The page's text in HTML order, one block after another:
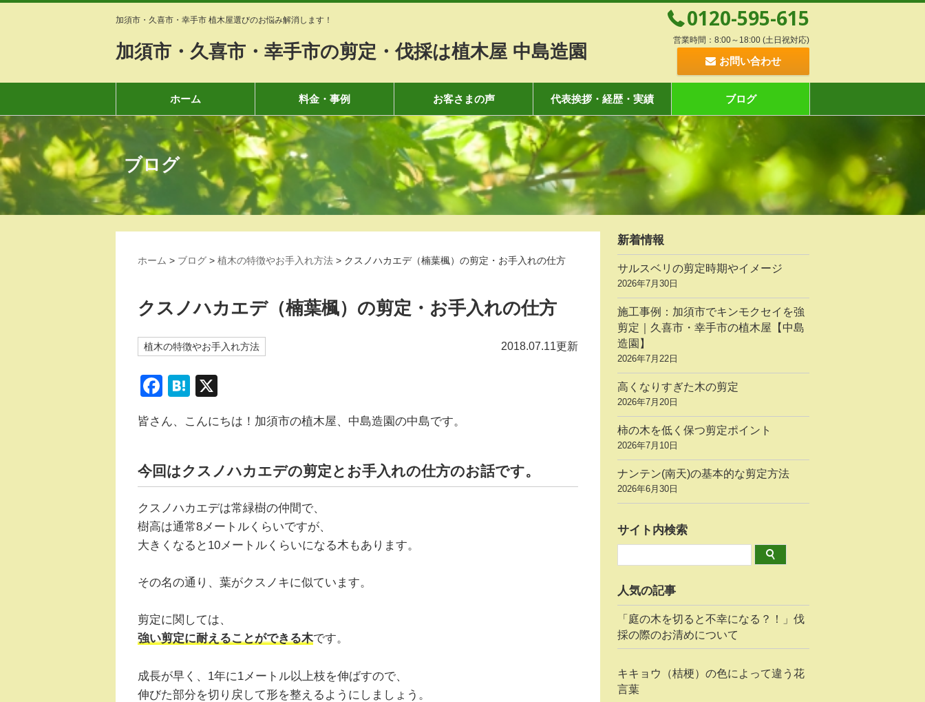
加須市・久喜市・幸手市 植木屋選びのお悩み解消します！
加須市・久喜市・幸手市の剪定・伐採は植木屋 中島造園
0120-595-615
営業時間：8:00～18:00 (土日祝対応)
お問い合わせ
ホーム 料金・事例 お客さまの声 代表挨拶・経歴・実績 ブログ
ブログ
ホーム > ブログ > 植木の特徴やお手入れ方法 > クスノハカエデ（楠葉楓）の剪定・お手入れの仕方
クスノハカエデ（楠葉楓）の剪定・お手入れの仕方
植木の特徴やお手入れ方法 2018.07.11更新
F
c
b
o
k
H
e
a
皆さん、こんにちは！加須市の植木屋、中島造園の中島です。
今回はクスノハカエデの剪定とお手入れの仕方のお話です。
クスノハカエデは常緑樹の仲間で、
樹高は通常8メートルくらいですが、
大きくなると10メートルくらいになる木もあります。
その名の通り、葉がクスノキに似ています。
剪定に関しては、
強い剪定に耐えることができる木です。
成長が早く、1年に1メートル以上枝を伸ばすので、
伸びた部分を切り戻して形を整えるようにしましょう。
新着情報
サルスベリの剪定時期やイメージ
2026年7月30日
施工事例：加須市でキンモクセイを強
剪定｜久喜市・幸手市の植木屋【中島
造園】
2026年7月22日
高くなりすぎた木の剪定
2026年7月20日
柿の木を低く保つ剪定ポイント
2026年7月10日
ナンテン(南天)の基本的な剪定方法
2026年6月30日
サイト内検索
人気の記事
「庭の木を切ると不幸になる？！」伐
採の際のお清めについて
キキョウ（桔梗）の色によって違う花
言葉